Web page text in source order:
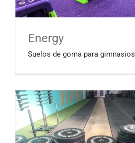
Energy
Suelos de goma para gimnasios